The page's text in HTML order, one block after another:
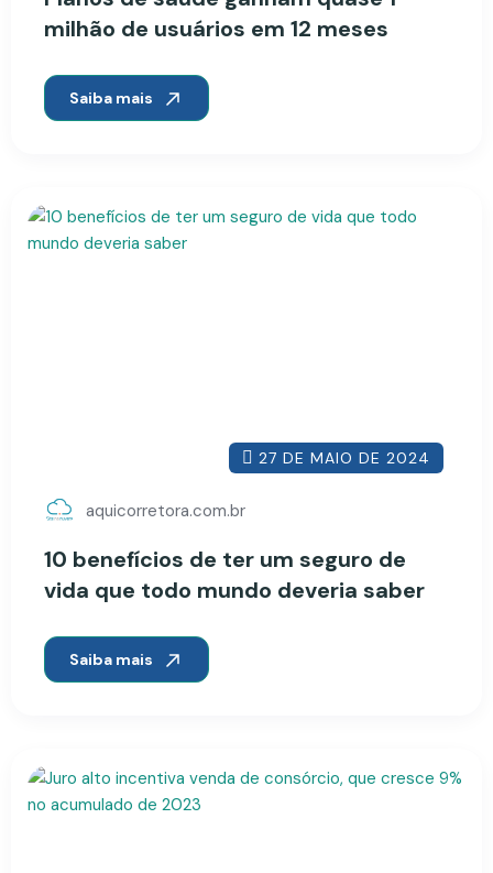
milhão de usuários em 12 meses
Saiba mais
27 DE MAIO DE 2024
aquicorretora.com.br
10 benefícios de ter um seguro de
vida que todo mundo deveria saber
Saiba mais